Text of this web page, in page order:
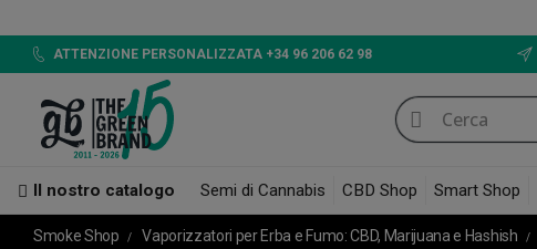
ATTENZIONE PERSONALIZZATA +34 96 206 62 98
Il nostro catalogo Semi di Cannabis CBD Shop Smart Shop
Smoke Shop Vaporizzatori per Erba e Fumo: CBD, Marijuana e Hashish